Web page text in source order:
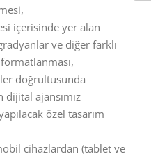
içerisinde yer alan
ve diğer farklı
doğrultusunda
ajansımız
özel tasarım
cihazlardan (tablet ve